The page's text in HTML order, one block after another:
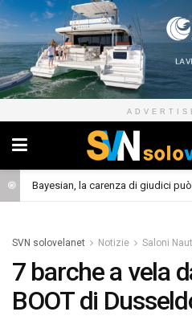
Skaw A, il 40 piedi da crociera
SVN solovelanet Notizie Saloni
7 barche a vela
BOOT di